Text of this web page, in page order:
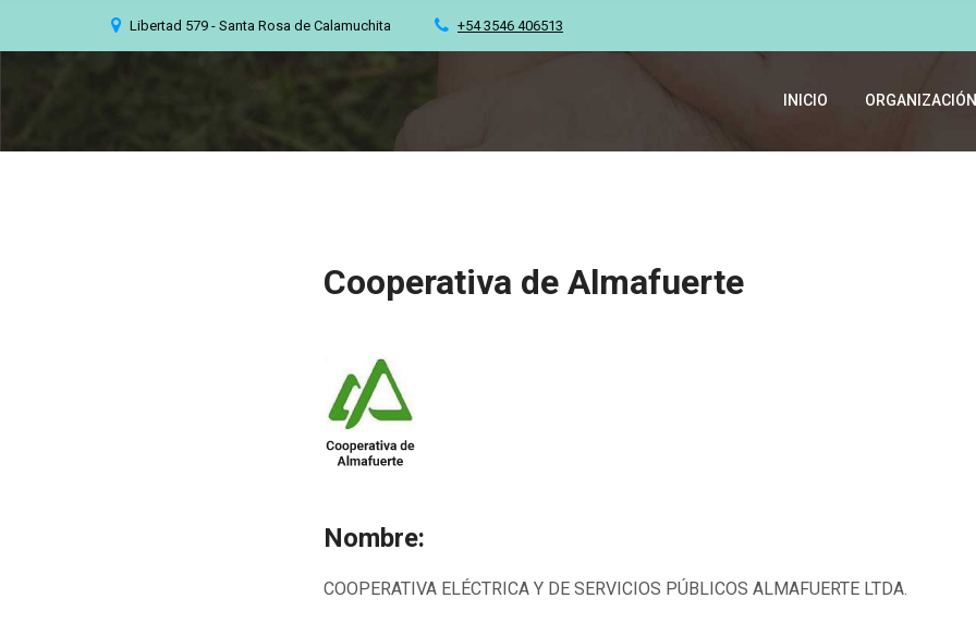
Libertad 579 - Santa Rosa de Calamuchita +54 3546 406513
INICIO ORGANIZACIÓN
Cooperativa de Almafuerte
Nombre:
COOPERATIVA ELÉCTRICA Y DE SERVICIOS PÚBLICOS ALMAFUERTE LTDA.